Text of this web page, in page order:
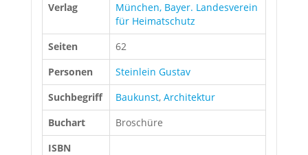
Verlag
München, Bayer. Landesverein
für Heimatschutz
Seiten
62
Personen
Steinlein Gustav
Suchbegriff
Baukunst, Architektur
Buchart
Broschüre
ISBN